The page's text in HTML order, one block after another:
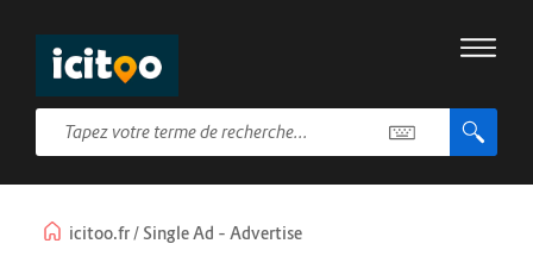
icitoo.fr Single Ad – Advertise